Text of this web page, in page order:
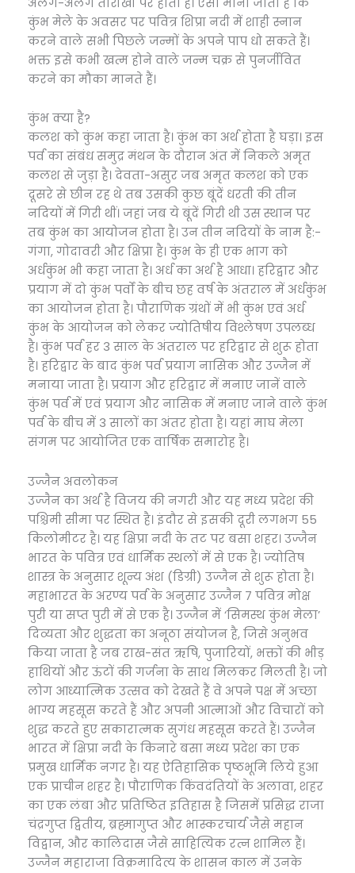
कुंभ मेले के अवसर पर पवित्र शिप्रा नदी में शाही स्नान
करने वाले सभी पिछले जन्मों के अपने पाप धो सकते हैं।
भक्त इसे कभी खत्म होने वाले जन्म चक्र से पुनर्जीवित
करने का मौका मानते हैं।
कुंभ क्या है?
कलश को कुंभ कहा जाता है। कुंभ का अर्थ होता है घड़ा। इस
पर्व का संबंध समुद्र मंथन के दौरान अंत में निकले अमृत
कलश से जुड़ा है। देवता-असुर जब अमृत कलश को एक
दूसरे से छीन रह थे तब उसकी कुछ बूंदें धरती की तीन
नदियों में गिरी थीं। जहां जब ये बूंदें गिरी थी उस स्थान पर
तब कुंभ का आयोजन होता है। उन तीन नदियों के नाम है:-
गंगा, गोदावरी और क्षिप्रा है। कुंभ के ही एक भाग को
अर्धकुंभ भी कहा जाता है। अर्ध का अर्थ है आधा। हरिद्वार और
प्रयाग में दो कुंभ पर्वों के बीच छह वर्ष के अंतराल में अर्धकुंभ
का आयोजन होता है। पौराणिक ग्रंथों में भी कुंभ एवं अर्ध
कुंभ के आयोजन को लेकर ज्योतिषीय विश्लेषण उपलब्ध
है। कुंभ पर्व हर 3 साल के अंतराल पर हरिद्वार से शुरू होता
है। हरिद्वार के बाद कुंभ पर्व प्रयाग नासिक और उज्जैन में
मनाया जाता है। प्रयाग और हरिद्वार में मनाए जानें वाले
कुंभ पर्व में एवं प्रयाग और नासिक में मनाए जाने वाले कुंभ
पर्व के बीच में 3 सालों का अंतर होता है। यहां माघ मेला
संगम पर आयोजित एक वार्षिक समारोह है।
उज्जैन अवलोकन
उज्जैन का अर्थ है विजय की नगरी और यह मध्य प्रदेश की
पश्चिमी सीमा पर स्थित है। इंदौर से इसकी दूरी लगभग 55
किलोमीटर है। यह क्षिप्रा नदी के तट पर बसा शहर। उज्जैन
भारत के पवित्र एवं धार्मिक स्थलों में से एक है। ज्योतिष
शास्त्र के अनुसार शून्य अंश (डिग्री) उज्जैन से शुरू होता है।
महाभारत के अरण्य पर्व के अनुसार उज्जैन 7 पवित्र मोक्ष
पुरी या सप्त पुरी में से एक है। उज्जैन में ‘सिमस्थ कुंभ मेला’
दिव्यता और शुद्धता का अनूठा संयोजन है, जिसे अनुभव
किया जाता है जब राख-संत ऋषि, पुजारियों, भक्तों की भीड़
हाथियों और ऊंटों की गर्जना के साथ मिलकर मिलती है। जो
लोग आध्यात्मिक उत्सव को देखते हैं वे अपने पक्ष में अच्छा
भाग्य महसूस करते हैं और अपनी आत्माओं और विचारों को
शुद्ध करते हुए सकारात्मक सुगंध महसूस करते हैं। उज्जैन
भारत में क्षिप्रा नदी के किनारे बसा मध्य प्रदेश का एक
प्रमुख धार्मिक नगर है। यह ऐतिहासिक पृष्ठभूमि लिये हुआ
एक प्राचीन शहर है। पौराणिक किंवदंतियों के अलावा, शहर
का एक लंबा और प्रतिष्ठित इतिहास है जिसमें प्रसिद्ध राजा
चंद्रगुप्त द्वितीय, ब्रह्मागुप्त और भास्करचार्य जैसे महान
विद्वान, और कालिदास जैसे साहित्यिक रत्न शामिल हैं।
उज्जैन महाराजा विक्रमादित्य के शासन काल में उनके